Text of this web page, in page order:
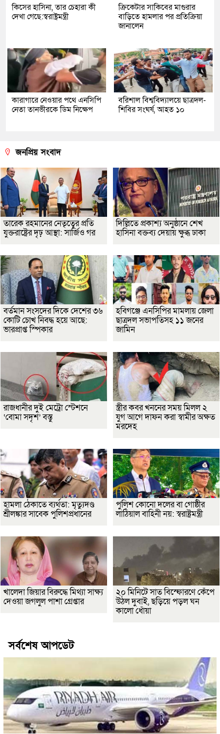
কিসের হাসিনা, তার চেহারা কী
দেখা গেছে:স্বরাষ্ট্রমন্ত্রী
ক্রিকেটার সাকিবের মাগুরার
বাড়িতে হামলার পর প্রতিক্রিয়া
জানালেন
কারাগারে নেওয়ার পথে এনসিপি
নেতা তানভীরকে ডিম নিক্ষেপ
বরিশাল বিশ্ববিদ্যালয়ে ছাত্রদল-
শিবির সংঘর্ষ, আহত ১০
জনপ্রিয় সংবাদ
তারেক রহমানের নেতৃত্বের প্রতি
যুক্তরাষ্ট্রের দৃঢ় আস্থা: সার্জিও গর
দিল্লিতে প্রকাশ্য অনুষ্ঠানে শেখ
হাসিনা বক্তব্য দেয়ায় ক্ষুব্ধ ঢাকা
বর্তমান সংসদের দিকে দেশের ৩৬
কোটি চোখ নিবদ্ধ হয়ে আছে:
ভারপ্রাপ্ত স্পিকার
হবিগঞ্জে এনসিপির মামলায় জেলা
ছাত্রদল সভাপতিসহ ১১ জনের
জামিন
রাজধানীর দুই মেট্রো স্টেশনে
‘বোমা সদৃশ’ বস্তু
স্ত্রীর কবর খননের সময় মিলল ২
যুগ আগে দাফন করা স্বামীর অক্ষত
মরদেহ
হামলা ঠেকাতে ব্যর্থতা: মৃত্যুদণ্ড
শ্রীলঙ্কার সাবেক পুলিশপ্রধানের
পুলিশ কোনো দলের বা গোষ্ঠীর
লাঠিয়াল বাহিনী নয়: স্বরাষ্ট্রমন্ত্রী
খালেদা জিয়ার বিরুদ্ধে মিথ্যা সাক্ষ্য
দেওয়া জগলুল পাশা গ্রেপ্তার
২০ মিনিটে সাত বিস্ফোরণে কেঁপে
উঠল দুবাই, ছড়িয়ে পড়ল ঘন
কালো ধোঁয়া
সর্বশেষ আপডেট